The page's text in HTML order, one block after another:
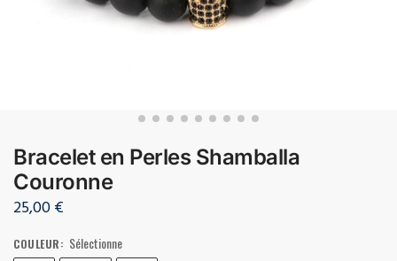
Bracelet en Perles Shamballa
Couronne
25,00€
COULEUR: Sélectionne